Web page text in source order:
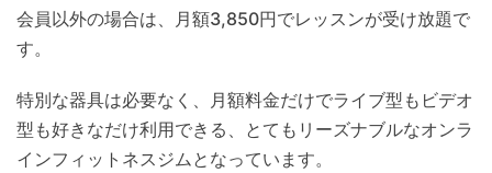
会員以外の場合は、月額3,850円でレッスンが受け放題で
す。
特別な器具は必要なく、月額料金だけでライブ型もビデオ
型も好きなだけ利用できる、とてもリーズナブルなオンラ
インフィットネスジムとなっています。